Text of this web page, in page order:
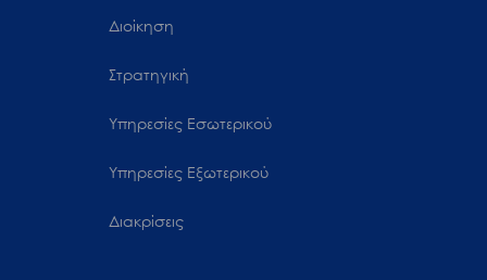
Διοίκηση
Στρατηγική
Υπηρεσίες Εσωτερικού
Υπηρεσίες Εξωτερικού
Διακρίσεις